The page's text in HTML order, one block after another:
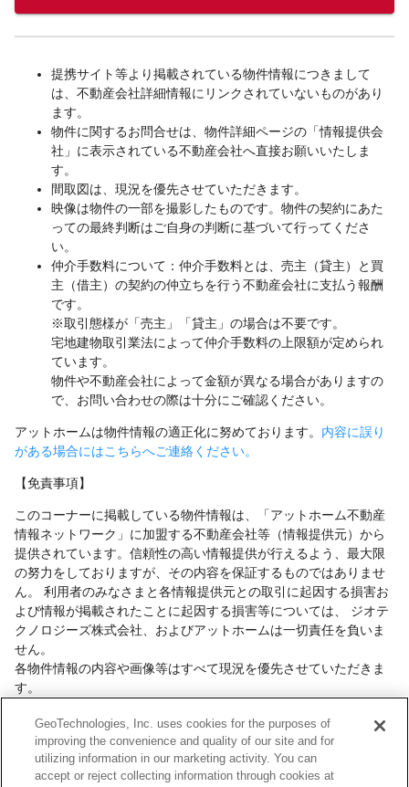
提携サイト等より掲載されている物件情報につきまして
は、不動産会社詳細情報にリンクされていないものがあり
ます。
物件に関するお問合せは、物件詳細ページの「情報提供会
社」に表示されている不動産会社へ直接お願いいたしま
す。
間取図は、現況を優先させていただきます。
映像は物件の一部を撮影したものです。物件の契約にあた
っての最終判断はご自身の判断に基づいて行ってくださ
い。
仲介手数料について：仲介手数料とは、売主（貸主）と買
主（借主）の契約の仲立ちを行う不動産会社に支払う報酬
です。
※取引態様が「売主」「貸主」の場合は不要です。
宅地建物取引業法によって仲介手数料の上限額が定められ
ています。
物件や不動産会社によって金額が異なる場合がありますの
で、お問い合わせの際は十分にご確認ください。
アットホームは物件情報の適正化に努めております。 内容に誤り
がある場合にはこちらへご連絡ください。
【免責事項】
このコーナーに掲載している物件情報は、「アットホーム不動産
情報ネットワーク」に加盟する不動産会社等（情報提供元）から
提供されています。信頼性の高い情報提供が行えるよう、最大限
の努力をしておりますが、その内容を保証するものではありませ
ん。 利用者のみなさまと各情報提供元との取引に起因する損害お
よび情報が掲載されたことに起因する損害等については、 ジオテ
クノロジーズ株式会社、およびアットホームは一切責任を負いま
せん。
各物件情報の内容や画像等はすべて現況を優先させていただきま
す。
容や契約条件等について、 各情報提供元より十分な説明を受け、
ご自身でご確認の上、判断してください。
このコーナーへの物件情報のご掲載、その他不動産業務ソリュー
ション等についての不動産会社様のお問合せはこちら からお願い
GeoTechnologies, Inc. uses cookies for the purposes of
improving the convenience and quality of our site and for
utilizing information in our marketing activity. You can
accept or reject collecting information through cookies at